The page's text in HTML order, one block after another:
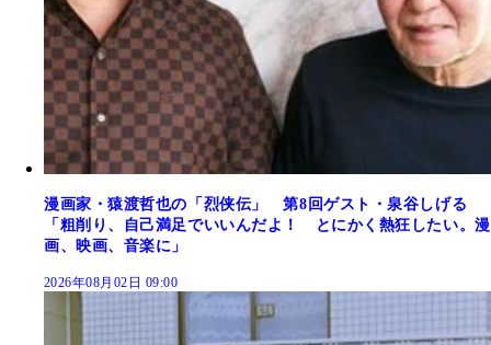
漫画家・猿渡哲也の「烈侠伝」 第8回ゲスト・泉谷しげる
「粗削り、自己満足でいいんだよ！ とにかく熱狂したい。漫
画、映画、音楽に」
2026年08月02日 09:00